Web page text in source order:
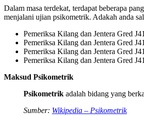
Dalam masa terdekat, terdapat beberapa
menjalani ujian psikometrik. Adakah anda
Pemeriksa Kilang dan Jentera Gred
Pemeriksa Kilang dan Jentera Gred
Pemeriksa Kilang dan Jentera Gred
Pemeriksa Kilang dan Jentera Gred
Maksud Psikometrik
Psikometrik adalah bidang yang
Sumber: Wikipedia – Psikometrik